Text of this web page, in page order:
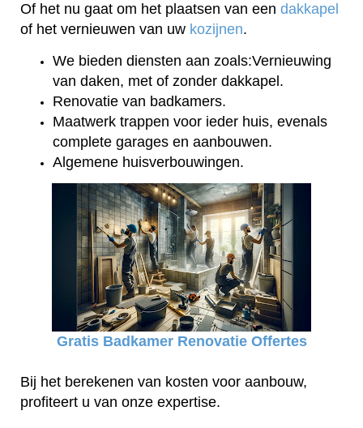
Of het nu gaat om het plaatsen van een dakkapel
of het vernieuwen van uw kozijnen.
We bieden diensten aan zoals:Vernieuwing
van daken, met of zonder dakkapel.
Renovatie van badkamers.
Maatwerk trappen voor ieder huis, evenals
complete garages en aanbouwen.
Algemene huisverbouwingen.
Gratis Badkamer Renovatie Offertes
Bij het berekenen van kosten voor aanbouw,
profiteert u van onze expertise.